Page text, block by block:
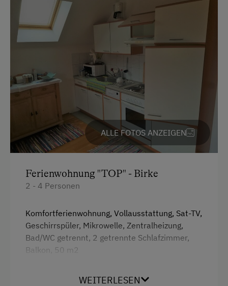
Zusätzliche Ausstattungsmerkmale
Aktivurlaub
Badeurlaub
Mithilfe am Hof
Kulinarik / Genuss
Kulinarik zum Miterleben / In der Hofküche
Urlaub für Familien
Nachhaltiger Urlaub
Historische Höfe
Erbhöfe
Premium-Fernsehkanäle
Verbundene Zimmer
Neubau
Doppelbett (Kingsize)
Ausziehcouch
ALLE FOTOS ANZEIGEN
Ferienwohnung "TOP" - Birke
2 - 4 Personen
Komfortferienwohnung, Vollausstattung, Sat-TV,
Geschirrspüler, Mikrowelle, Zentralheizung,
Bad/WC getrennt, 2 getrennte Schlafzimmer,
Balkon, 50 m2
WEITERLESEN